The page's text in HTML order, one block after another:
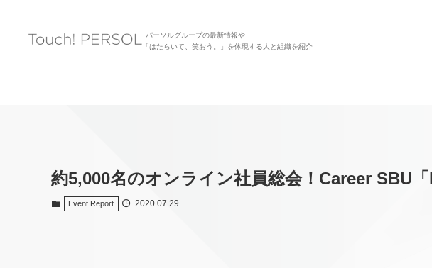
パーソルグループの最新情報や
「はたらいて、笑おう。」を体現する人と組織を紹介
約5,000名のオンライン社員総会！Career SBU
Event Report 2020.07.29